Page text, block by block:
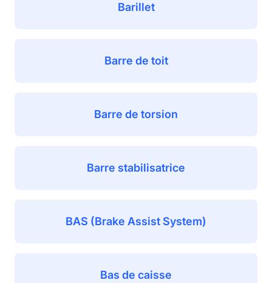
Barillet
Barre de toit
Barre de torsion
Barre stabilisatrice
BAS (Brake Assist System)
Bas de caisse